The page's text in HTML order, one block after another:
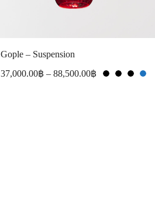
Gople – Suspension
37,000.00฿ – 88,500.00฿